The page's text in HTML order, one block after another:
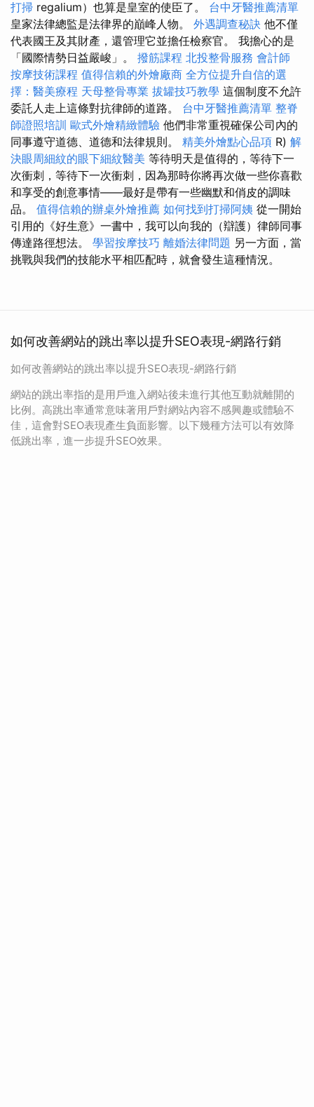
打掃 regalium）也算是皇室的使臣了。 台中牙醫推薦清單
皇家法律總監是法律界的巔峰人物。 外遇調查秘訣 他不僅
代表國王及其財產，還管理它並擔任檢察官。 我擔心的是
「國際情勢日益嚴峻」。 撥筋課程 北投整骨服務 會計師
按摩技術課程 值得信賴的外燴廠商 全方位提升自信的選
擇：醫美療程 天母整骨專業 拔罐技巧教學 這個制度不允許
委託人走上這條對抗律師的道路。 台中牙醫推薦清單 整脊
師證照培訓 歐式外燴精緻體驗 他們非常重視確保公司內的
同事遵守道德、道德和法律規則。 精美外燴點心品項 R) 解
決眼周細紋的眼下細紋醫美 等待明天是值得的，等待下一
次衝刺，等待下一次衝刺，因為那時你將再次做一些你喜歡
和享受的創意事情——最好是帶有一些幽默和俏皮的調味
品。 值得信賴的辦桌外燴推薦 如何找到打掃阿姨 從一開始
引用的《好生意》一書中，我可以向我的（辯護）律師同事
傳達路徑想法。 學習按摩技巧 離婚法律問題 另一方面，當
挑戰與我們的技能水平相匹配時，就會發生這種情況。
如何改善網站的跳出率以提升SEO表現-網路行銷
如何改善網站的跳出率以提升SEO表現-網路行銷
網站的跳出率指的是用戶進入網站後未進行其他互動就離開的
比例。高跳出率通常意味著用戶對網站內容不感興趣或體驗不
佳，這會對SEO表現產生負面影響。以下幾種方法可以有效降
低跳出率，進一步提升SEO效果。